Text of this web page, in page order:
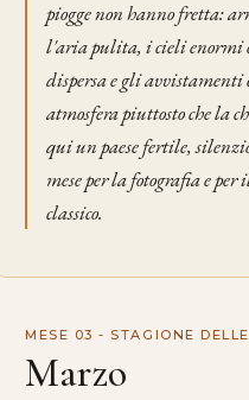
piogge non hanno fretta:
l'aria pulita, i cieli enormi
dispersa e gli avvistamenti
atmosfera piuttosto che la
qui un paese fertile,
mese per la fotografia e
classico.
MESE 03 - STAGIONE
Marzo